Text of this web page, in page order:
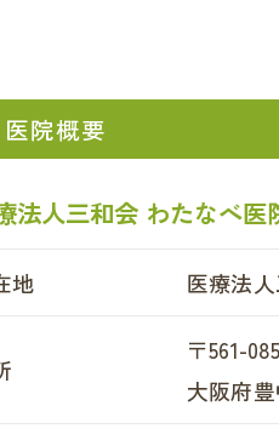
医院概要
法人三和会 わたなべ医
地 医療法
〒561-
大阪府